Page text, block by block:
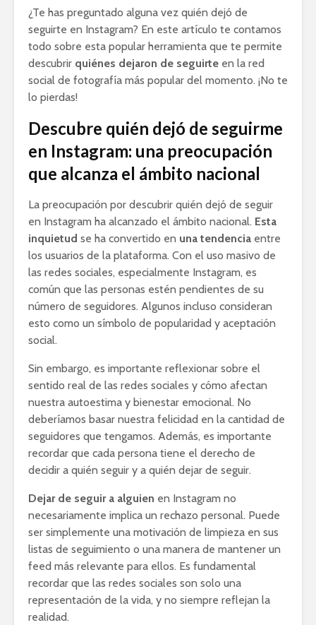
¿Te has preguntado alguna vez quién dejó de
seguirte en Instagram? En este artículo te contamos
todo sobre esta popular herramienta que te permite
descubrir quiénes dejaron de seguirte en la red
social de fotografía más popular del momento. ¡No te
lo pierdas!
Descubre quién dejó de seguirme
en Instagram: una preocupación
que alcanza el ámbito nacional
La preocupación por descubrir quién dejó de seguir
en Instagram ha alcanzado el ámbito nacional. Esta
inquietud se ha convertido en una tendencia entre
los usuarios de la plataforma. Con el uso masivo de
las redes sociales, especialmente Instagram, es
común que las personas estén pendientes de su
número de seguidores. Algunos incluso consideran
esto como un símbolo de popularidad y aceptación
social.
Sin embargo, es importante reflexionar sobre el
sentido real de las redes sociales y cómo afectan
nuestra autoestima y bienestar emocional. No
deberíamos basar nuestra felicidad en la cantidad de
seguidores que tengamos. Además, es importante
recordar que cada persona tiene el derecho de
decidir a quién seguir y a quién dejar de seguir.
Dejar de seguir a alguien en Instagram no
necesariamente implica un rechazo personal. Puede
ser simplemente una motivación de limpieza en sus
listas de seguimiento o una manera de mantener un
feed más relevante para ellos. Es fundamental
recordar que las redes sociales son solo una
representación de la vida, y no siempre reflejan la
realidad.